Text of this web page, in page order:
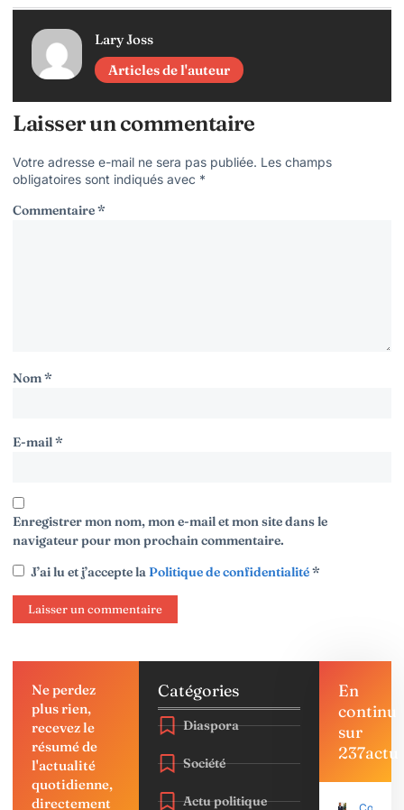
Lary Joss
Articles de l'auteur
Laisser un commentaire
Votre adresse e-mail ne sera pas publiée. Les champs
obligatoires sont indiqués avec *
Commentaire*
Nom*
E-mail*
Enregistrer mon nom, mon e-mail et mon site dans le
navigateur pour mon prochain commentaire.
J’ai lu et j’accepte laPolitique de confidentialité*
Ne perdez
plus rien,
recevez le
résumé de
l'actualité
quotidienne,
directement
Catégories
Diaspora
Société
Actu politique
En
continu
sur
237actu